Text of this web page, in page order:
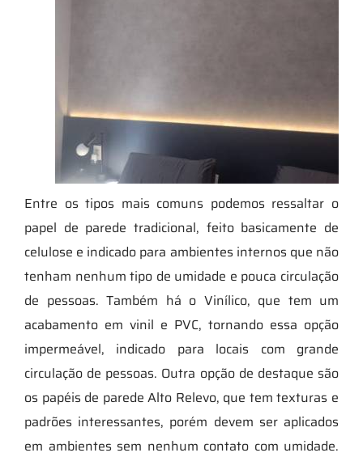
Entre os tipos mais comuns podemos ressaltar o
papel de parede tradicional, feito basicamente de
celulose e indicado para ambientes internos que não
tenham nenhum tipo de umidade e pouca circulação
de pessoas. Também há o Vinílico, que tem um
acabamento em vinil e PVC, tornando essa opção
impermeável, indicado para locais com grande
circulação de pessoas. Outra opção de destaque são
os papéis de parede Alto Relevo, que tem texturas e
padrões interessantes, porém devem ser aplicados
em ambientes sem nenhum contato com umidade.